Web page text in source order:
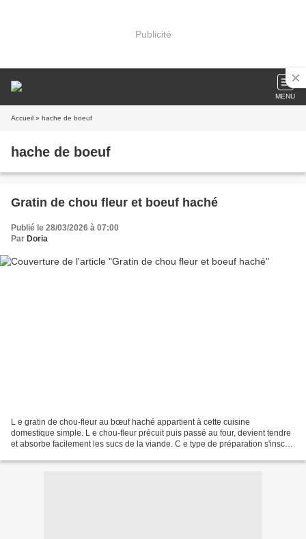
Publicité
MENU
Accueil » hache de boeuf
hache de boeuf
Gratin de chou fleur et boeuf haché
Publié le 28/03/2026 à 07:00
Par Doria
L e gratin de chou-fleur au bœuf haché appartient à cette cuisine
domestique simple. L e chou-fleur précuit puis passé au four, devient tendre
et absorbe facilement les sucs de la viande. C e type de préparation s'inscrit